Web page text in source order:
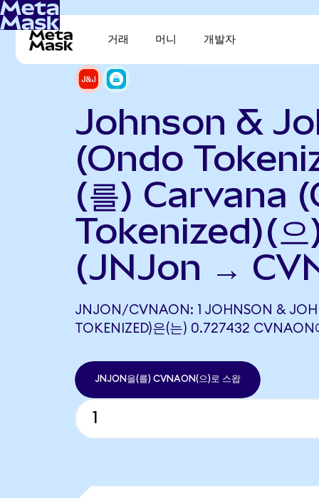
거래 머니 개발자
Johnson &
(Ondo
(를) Carvana
Tokenized)(으
(JNJon →
JNJON/CVNAON: 1 JOHNSON &
TOKENIZED)은(는) 0.727432 CVNAON
JNJON을(를) CVNAON(으)로 스왑